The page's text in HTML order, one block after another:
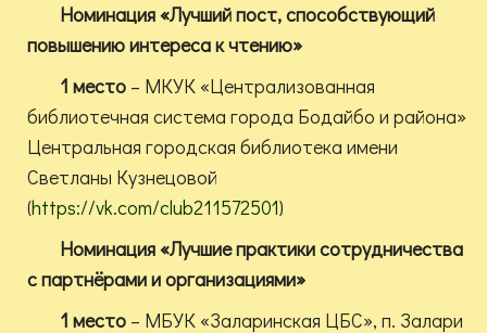
Номинация «Лучший пост, способствующий
повышению интереса к чтению»
1 место – МКУК «Централизованная
библиотечная система города Бодайбо и района»
Центральная городская библиотека имени
Светланы Кузнецовой
(https://vk.com/club211572501)
Номинация «Лучшие практики сотрудничества
с партнёрами и организациями»
1 место – МБУК «Заларинская ЦБС», п. Залари